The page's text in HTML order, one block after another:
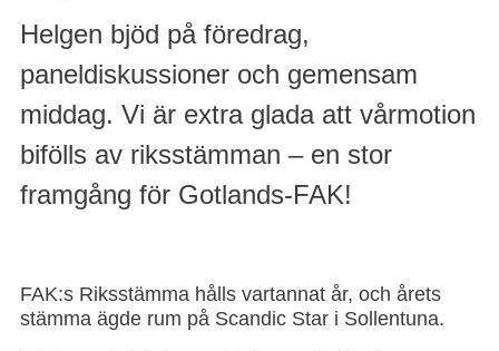
Helgen bjöd på föredrag,
paneldiskussioner och gemensam
middag. Vi är extra glada att vårmotion
bifölls av riksstämman – en stor
framgång för Gotlands-FAK!
FAK:s Riksstämma hålls vartannat år, och årets
stämma ägde rum på Scandic Star i Sollentuna.